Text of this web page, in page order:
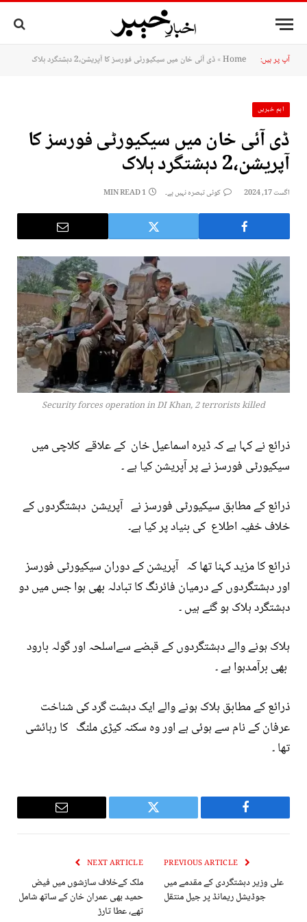
آپ پر ہیں: Home
»ڈی آئی خان میں سیکیورٹی فورسز کا آپریشن،2 دہشتگرد ہلاک
اہم خبریں
ڈی آئی خان میں سیکیورٹی فورسز کا
آپریشن،2 دہشتگرد ہلاک
اگست 17, 2024 کوئی تبصرہ نہیں ہے۔ 1 MIN READ
Security forces operation in DI Khan, 2 terrorists killed
ذرائع نے کہا ہے کہ ڈیرہ اسماعیل خان کے علاقے کلاچی میں
سیکیورٹی فورسز نے پر آپریشن کیا ہے ۔
ذرائع کے مطابق سیکیورٹی فورسز نے آپریشن دہشتگردوں کے
خلاف خفیہ اطلاع کی بنیاد پر کیا ہے۔
ذرائع کا مزید کہنا تھا کہ آپریشن کے دوران سیکیورٹی فورسز
اور دہشتگردوں کے درمیان فائرنگ کا تبادلہ بھی ہوا جس میں دو
دہشتگرد ہلاک ہو گئے ہیں ۔
ہلاک ہونے والے دہشتگردوں کے قبضے سےاسلحہ اور گولہ بارود
بھی برآمدہوا ہے ۔
ذرائع کے مطابق ہلاک ہونے والے ایک دہشت گرد کی شناخت
عرفان کے نام سے ہوئی ہے اور وہ سکنہ کیڑی ملنگ کا رہائشی
تھا ۔
Facebook
Twitter
Email
علی وزیر دہشتگردی کے مقدمے میں
جوڈیشل ریمانڈ پر جیل منتقل
NEXT ARTICLE
ملک کےخلاف سازشوں میں فیض
حمید بھی عمران خان کے ساتھ شامل
تھے، عطا تارڑ